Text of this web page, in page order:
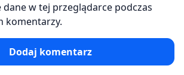
w tej przeglądarce podczas
komentarzy.
Dodaj komentarz